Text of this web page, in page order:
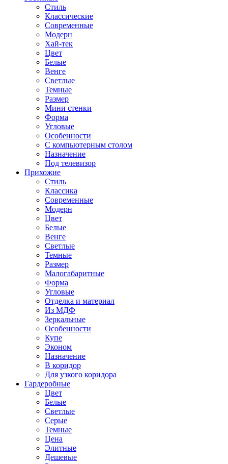
Стиль
Классические
Современные
Модерн
Хай-тек
Цвет
Белые
Венге
Светлые
Темные
Размер
Мини стенки
Форма
Угловые
Особенности
С компьютерным столом
Назначение
Под телевизор
Прихожие
Стиль
Классика
Современные
Модерн
Цвет
Белые
Венге
Светлые
Темные
Размер
Малогабаритные
Форма
Угловые
Отделка и материал
Из МДФ
Зеркальные
Особенности
Купе
Эконом
Назначение
В коридор
Для узкого коридора
Гардеробные
Цвет
Белые
Светлые
Серые
Темные
Цена
Элитные
Дешевые